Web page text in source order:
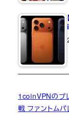
1coinVPNのプ
戦 ファントムパ